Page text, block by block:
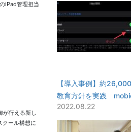
iPad管理担当
が行える新し
クール構想に
【導入事例】約
教育方針を実践
2022.08.22